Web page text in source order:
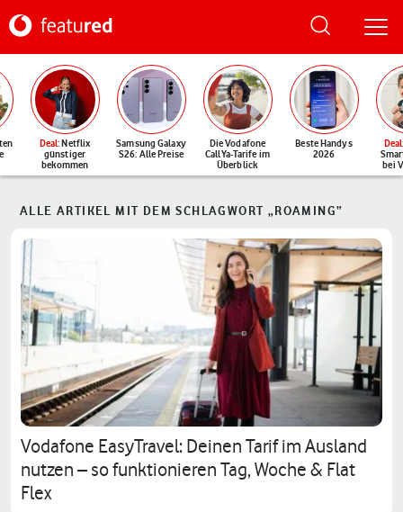
Deal: Netflix
günstiger
bekommen
Samsung Galaxy
S26: Alle Preise
Die Vodafone
CallYa-Tarife im
Überblick
Beste Handys
2026
Deal
bei
ALLE ARTIKEL MIT DEM SCHLAGWORT „ROAMING“
Vodafone EasyTravel: Deinen Tarif im Ausland
nutzen – so funktionieren Tag, Woche & Flat
Flex